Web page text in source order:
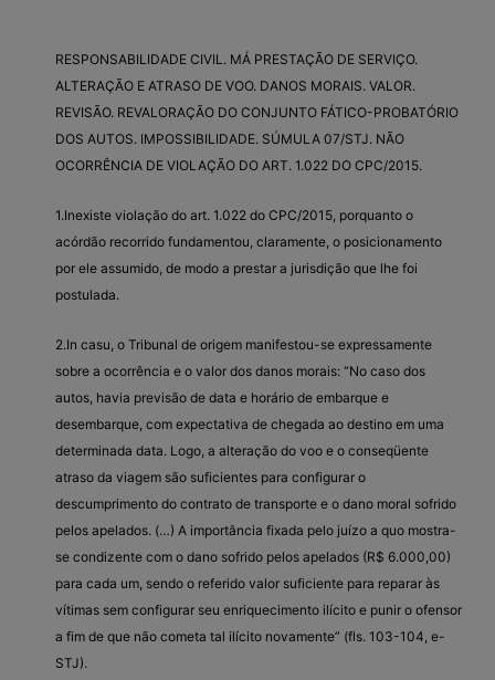
RESPONSABILIDADE CIVIL. MÁ PRESTAÇÃO DE SERVIÇO.
ALTERAÇÃO E ATRASO DE VOO. DANOS MORAIS. VALOR.
REVISÃO. REVALORAÇÃO DO CONJUNTO FÁTICO-PROBATÓRIO
DOS AUTOS. IMPOSSIBILIDADE. SÚMULA 07/STJ. NÃO
OCORRÊNCIA DE VIOLAÇÃO DO ART. 1.022 DO CPC/2015.
1.Inexiste violação do art. 1.022 do CPC/2015, porquanto o
acórdão recorrido fundamentou, claramente, o posicionamento
por ele assumido, de modo a prestar a jurisdição que lhe foi
postulada.
2.In casu, o Tribunal de origem manifestou-se expressamente
sobre a ocorrência e o valor dos danos morais: “No caso dos
autos, havia previsão de data e horário de embarque e
desembarque, com expectativa de chegada ao destino em uma
determinada data. Logo, a alteração do voo e o conseqüente
atraso da viagem são suficientes para configurar o
descumprimento do contrato de transporte e o dano moral sofrido
pelos apelados. (…) A importância fixada pelo juízo a quo mostra-
se condizente com o dano sofrido pelos apelados (R$ 6.000,00)
para cada um, sendo o referido valor suficiente para reparar às
vítimas sem configurar seu enriquecimento ilícito e punir o ofensor
a fim de que não cometa tal ilícito novamente” (fls. 103-104, e-
STJ).